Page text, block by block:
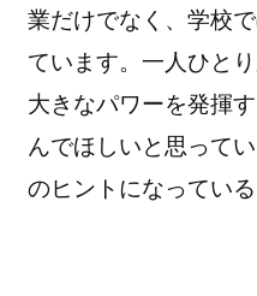
業だけでなく、学校
ています。一人ひと
大きなパワーを発揮
んでほしいと思って
のヒントになっている